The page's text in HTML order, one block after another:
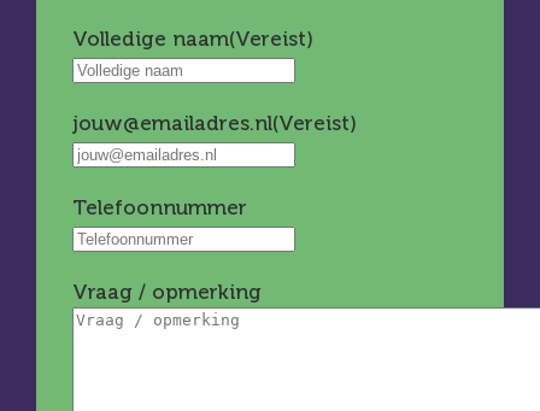
Volledige naam(Vereist)
jouw@emailadres.nl(Vereist)
Telefoonnummer
Vraag / opmerking